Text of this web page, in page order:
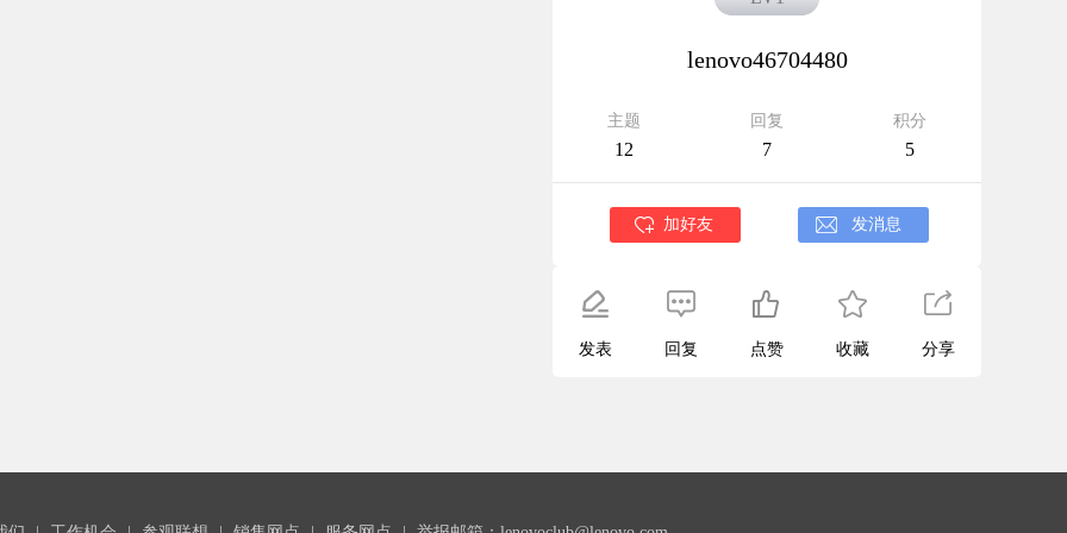
lenovo46704480
主题
12
回复
7
积分
5
加好友 发消息
发表 回复 点赞 收藏 分享